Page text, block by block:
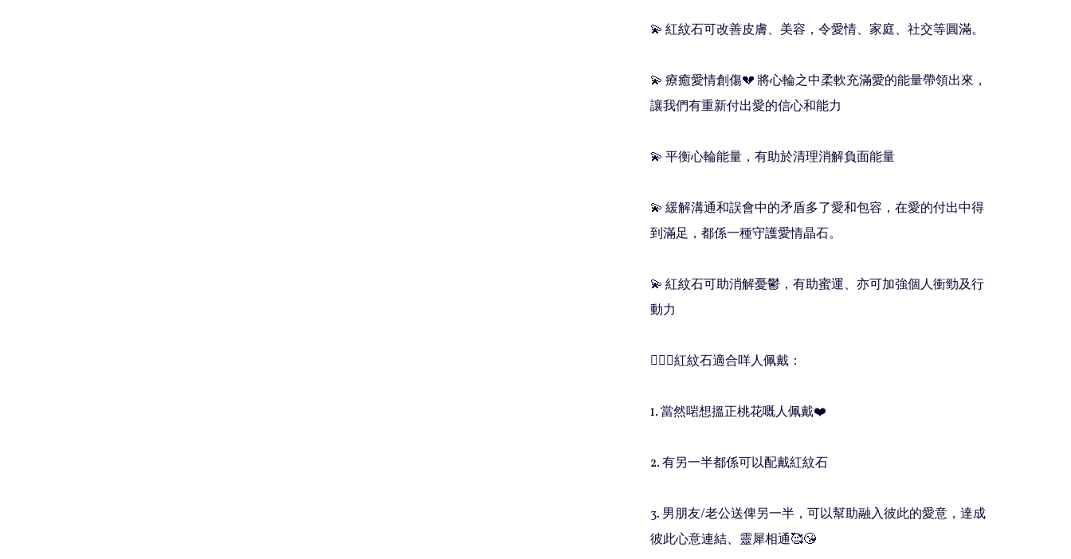
💫 紅紋石可改善皮膚、美容，令愛情、家庭、社交等圓滿。
💫 療癒愛情創傷💔 將心輪之中柔軟充滿愛的能量帶領出來，
讓我們有重新付出愛的信心和能力
💫 平衡心輪能量，有助於清理消解負面能量
💫 緩解溝通和誤會中的矛盾多了愛和包容，在愛的付出中得
到滿足，都係一種守護愛情晶石。
💫 紅紋石可助消解憂鬱，有助蜜運、亦可加強個人衝勁及行
動力
🧚🏻‍♀️紅紋石適合咩人佩戴：
1. 當然啱想搵正桃花嘅人佩戴❤️
2. 有另一半都係可以配戴紅紋石
3. 男朋友/老公送俾另一半，可以幫助融入彼此的愛意，達成
彼此心意連結、靈犀相通🥰😘